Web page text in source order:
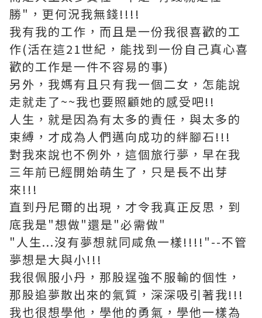
勝"，更何況我無錢!!!!
我有我的工作，而且是一份我很喜歡的工
作(活在這21世紀，能找到一份自己真心喜
歡的工作是一件不容易的事)
另外，我媽有且只有我一個二女，怎能說
走就走了~~我也要照顧她的感受吧!!
人生，就是因為有太多的責任，與太多的
束縛，才成為人們邁向成功的絆腳石!!!
對我來說也不例外，這個旅行夢，早在我
三年前已經開始萌生了，只是長不出芽
來!!!
直到丹尼爾的出現，才令我真正反思，到
底我是"想做"還是"必需做"
"人生...沒有夢想就同咸魚一樣!!!!"--不管
夢想是大與小!!!
我很佩服小丹，那股逞強不服輸的個性，
那股追夢散出來的氣質，深深吸引著我!!!
我也很想學他，學他的勇氣，學他一樣為